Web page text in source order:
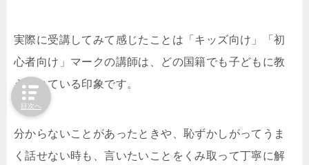
実際に受講してみて感じたことは「キッズ向け」「初
心者向け」マークの講師は、どの国籍でも子どもに教
え慣れている印象です。
分からないことがあったときや、恥ずかしがってうま
く話せない時も、言いたいことをくみ取って丁寧に解
目次へ